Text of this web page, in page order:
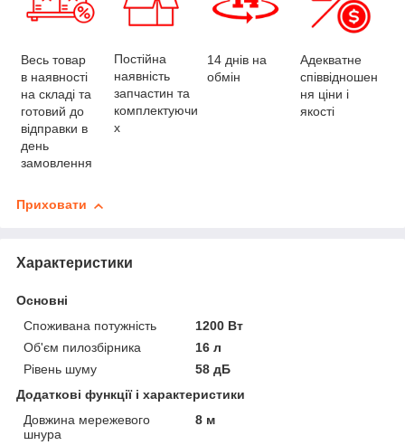
Весь товар
в наявності
на складі та
готовий до
відправки в
день
замовлення
Постійна
наявність
запчастин та
комплектуючи
х
14 днів на
обмін
Адекватне
співвідношен
ня ціни і
якості
Приховати
Характеристики
Основні
Споживана потужність
1200 Вт
Об'єм пилозбірника
16 л
Рівень шуму
58 дБ
Додаткові функції і характеристики
Довжина мережевого
шнура
8 м